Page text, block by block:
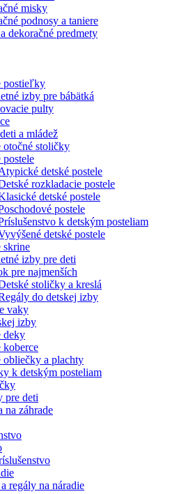
misky
podnosy a taniere
dekoračné predmety
postieľky
izby pre bábätká
pulty
a mládež
otočné stoličky
postele
detské postele
rozkladacie postele
detské postele
postele
k detským posteliam
detské postele
skrine
izby pre deti
pre najmenších
stoličky a kreslá
do detskej izby
vaky
izby
deky
koberce
obliečky a plachty
k detským posteliam
pre deti
na záhrade
regály na náradie